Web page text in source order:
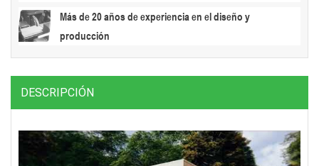
Más de 20 años de experiencia en el diseño y
producción
DESCRIPCIÓN